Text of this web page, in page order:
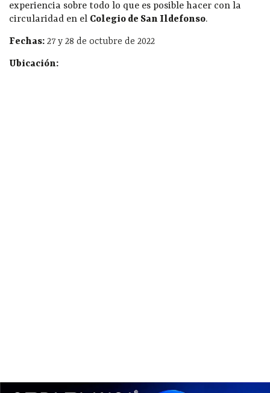
experiencia sobre todo lo que es posible hacer con la
circularidad en el Colegio de San Ildefonso.
Fechas: 27 y 28 de octubre de 2022
Ubicación: